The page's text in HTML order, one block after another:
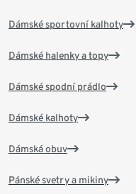
Dámské sportovní kalhoty
Dámské halenky a topy
Dámské spodní prádlo
Dámské kalhoty
Dámská obuv
Pánské svetry a mikiny